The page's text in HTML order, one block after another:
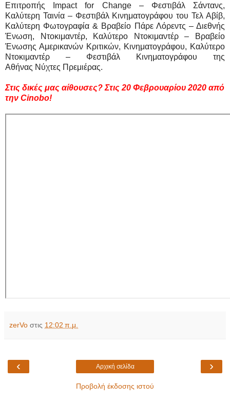
Επιτροπής Impact for Change – Φεστιβάλ Σάντανς,
Καλύτερη Ταινία – Φεστιβάλ Κινηματογράφου του Τελ Αβίβ,
Καλύτερη Φωτογραφία & Βραβείο Πάρε Λόρεντς – Διεθνής
Ένωση, Ντοκιμαντέρ, Καλύτερο Ντοκιμαντέρ – Βραβείο
Ένωσης Αμερικανών Κριτικών, Κινηματογράφου, Καλύτερο
Ντοκιμαντέρ – Φεστιβάλ Κινηματογράφου της
Αθήνας Νύχτες Πρεμιέρας.
Στις δικές μας αίθουσες? Στις 20 Φεβρουαρίου 2020 από
την Cinobo!
zerVo στις 12:02 π.μ.
‹ ›
Αρχική σελίδα
Προβολή έκδοσης ιστού